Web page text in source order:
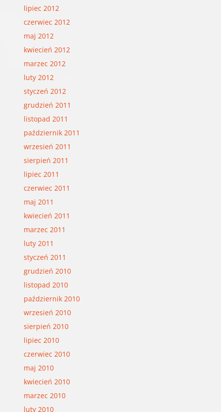
lipiec 2012
czerwiec 2012
maj 2012
kwiecień 2012
marzec 2012
luty 2012
styczeń 2012
grudzień 2011
listopad 2011
październik 2011
wrzesień 2011
sierpień 2011
lipiec 2011
czerwiec 2011
maj 2011
kwiecień 2011
marzec 2011
luty 2011
styczeń 2011
grudzień 2010
listopad 2010
październik 2010
wrzesień 2010
sierpień 2010
lipiec 2010
czerwiec 2010
maj 2010
kwiecień 2010
marzec 2010
luty 2010